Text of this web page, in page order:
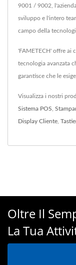
9001 / 9002,
sviluppo e l'intero
campo della
'FAMETECH' offre ai
tecnologia avanzata
garantisce che le
Visualizza i nostri
Sistema POS
Display Cliente
Oltre Il
La Tua